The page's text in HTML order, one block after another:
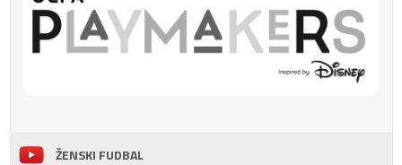
ŽENSKI FUDBAL